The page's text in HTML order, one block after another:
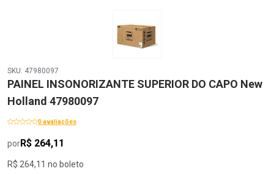
SKU: 47980097
PAINEL INSONORIZANTE SUPERIOR DO CAPO New
Holland 47980097
0 avaliações
porR$ 264,11
R$ 264,11 no boleto